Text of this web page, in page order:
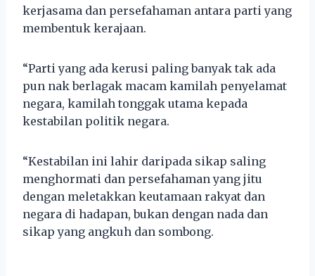
kerjasama dan persefahaman antara parti yang
membentuk kerajaan.
“Parti yang ada kerusi paling banyak tak ada
pun nak berlagak macam kamilah penyelamat
negara, kamilah tonggak utama kepada
kestabilan politik negara.
“Kestabilan ini lahir daripada sikap saling
menghormati dan persefahaman yang jitu
dengan meletakkan keutamaan rakyat dan
negara di hadapan, bukan dengan nada dan
sikap yang angkuh dan sombong.